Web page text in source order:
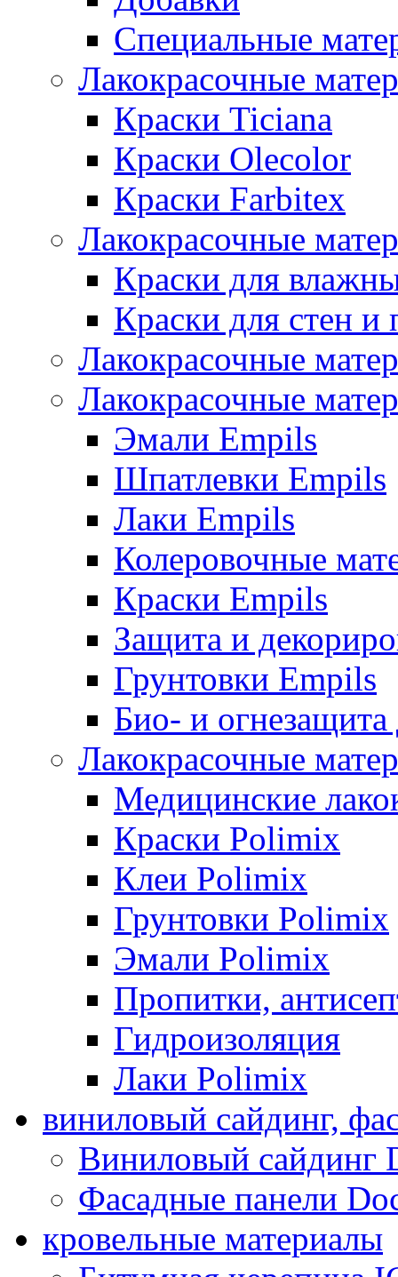
Специальные
Лакокрасочные
Краски Ticiana
Краски Olecolor
Краски Farbitex
Лакокрасочные
Краски для
Краски для стен и
Лакокрасочные
Лакокрасочные
Эмали Empils
Шпатлевки Empils
Лаки Empils
Колеровочные
Краски Empils
Защита и
Грунтовки Empils
Био- и
Лакокрасочные
Медицинские
Краски Polimix
Клеи Polimix
Грунтовки Polimix
Эмали Polimix
Пропитки,
Гидроизоляция
Лаки Polimix
виниловый сайдинг,
Виниловый сайдинг
Фасадные панели
кровельные материалы